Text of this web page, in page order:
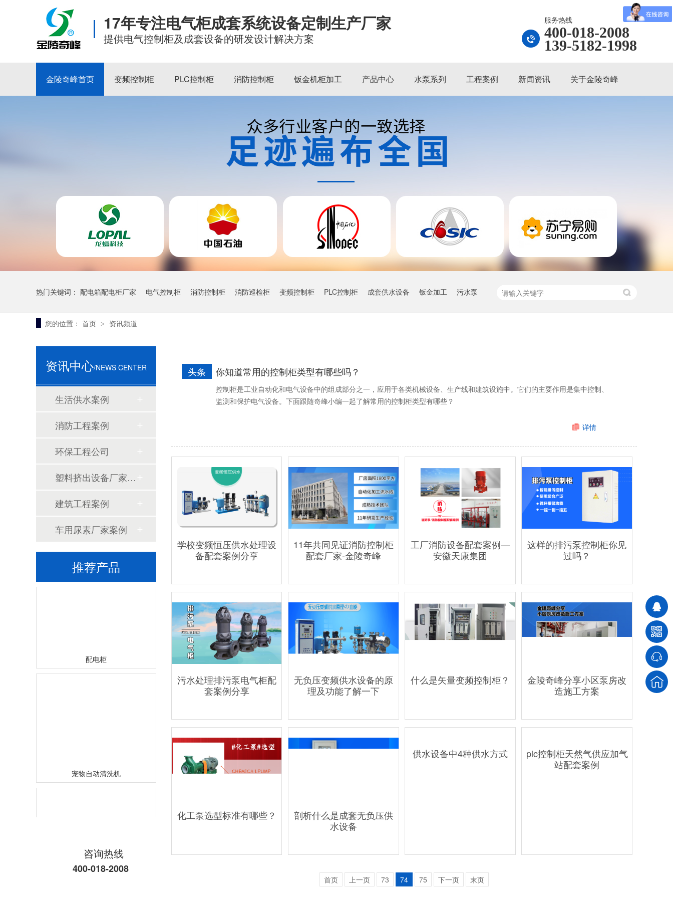
17年专注电气柜成套系统设备定制生产厂家
提供电气控制柜及成套设备的研发设计解决方案
服务热线
400-018-2008
139-5182-1998
金陵奇峰首页 变频控制柜 PLC控制柜 消防控制柜 钣金机柜加工 产品中心 水泵系列 工程案例 新闻资讯 关于金陵奇峰
热门关键词： 配电箱配电柜厂家 电气控制柜 消防控制柜 消防巡检柜 变频控制柜 PLC控制柜 成套供水设备 钣金加工 污水泵
您的位置： 首页 > 资讯频道
你知道常用的控制柜类型有哪些吗？
头条
控制柜是工业自动化和电气设备中的组成部分之一，应用于各类机械设备、生产线和建筑设施中。它们的主要作用是集中控制、
监测和保护电气设备。下面跟随奇峰小编一起了解常用的控制柜类型有哪些？
详情
学校变频恒压供水处理设
备配套案例分享
11年共同见证消防控制柜
配套厂家-金陵奇峰
工厂消防设备配套案例—
安徽天康集团
这样的排污泵控制柜你见
过吗？
污水处理排污泵电气柜配
套案例分享
无负压变频供水设备的原
理及功能了解一下
什么是矢量变频控制柜？
金陵奇峰分享小区泵房改
造施工方案
化工泵选型标准有哪些？
剖析什么是成套无负压供
水设备
供水设备中4种供水方式
plc控制柜天然气供应加气
站配套案例
首页 上一页 73 74 75 下一页 末页
资讯中心/NEWS CENTER
生活供水案例
消防工程案例
环保工程公司
塑料挤出设备厂家案例
建筑工程案例
车用尿素厂家案例
推荐产品
镜面控制柜
配电柜
宠物自动清洗机
咨询热线
400-018-2008